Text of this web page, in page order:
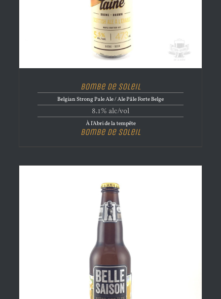
Bombe de Soleil
Belgian Strong Pale Ale / Ale Pâle Forte Belge
8.1% alc/vol
À l'Abri de la tempête
Bombe de Soleil